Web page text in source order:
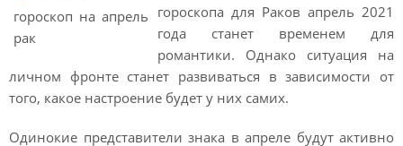
гороскопа для Раков апрель 2021
года станет временем для
романтики. Однако ситуация на
личном фронте станет развиваться в зависимости от
того, какое настроение будет у них самих.
Одинокие представители знака в апреле будут активно